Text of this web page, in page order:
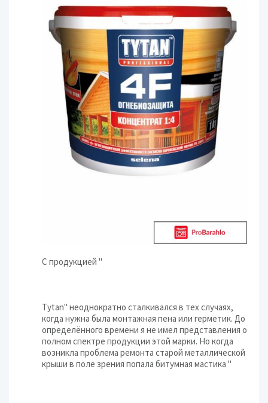
С продукцией "
Tytan" неоднократно сталкивался в тех случаях,
когда нужна была монтажная пена или герметик. До
определённого времени я не имел представления о
полном спектре продукции этой марки. Но когда
возникла проблема ремонта старой металлической
крыши в поле зрения попала битумная мастика "